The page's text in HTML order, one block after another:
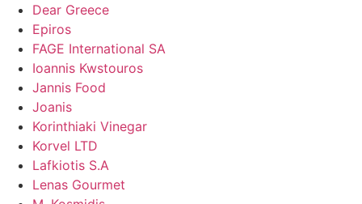
Dear Greece
Epiros
FAGE International SA
Ioannis Kwstouros
Jannis Food
Joanis
Korinthiaki Vinegar
Korvel LTD
Lafkiotis S.A
Lenas Gourmet